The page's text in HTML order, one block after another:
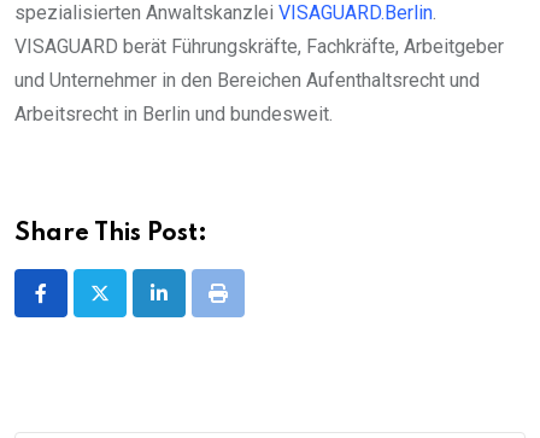
spezialisierten Anwaltskanzlei VISAGUARD.Berlin.
VISAGUARD berät Führungskräfte, Fachkräfte, Arbeitgeber
und Unternehmer in den Bereichen Aufenthaltsrecht und
Arbeitsrecht in Berlin und bundesweit.
Share This Post:
LinkedInPrint